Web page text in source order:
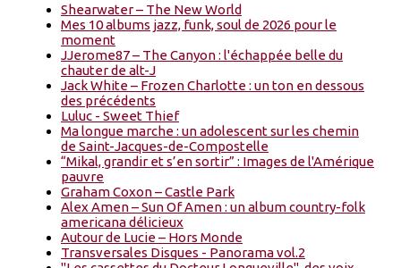
Shearwater – The New World
Mes 10 albums jazz, funk, soul de 2026 pour le
moment
JJerome87 – The Canyon : l'échappée belle du
chauter de alt-J
Jack White – Frozen Charlotte : un ton en dessous
des précédents
Luluc - Sweet Thief
Ma longue marche : un adolescent sur les chemin
de Saint-Jacques-de-Compostelle
“Mikal, grandir et s’en sortir” : Images de l'Amérique
pauvre
Graham Coxon – Castle Park
Alex Amen – Sun Of Amen : un album country-folk
americana délicieux
Autour de Lucie – Hors Monde
Transversales Disques - Panorama vol.2